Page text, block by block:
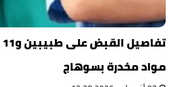
مواد مخدرة بسوهاج